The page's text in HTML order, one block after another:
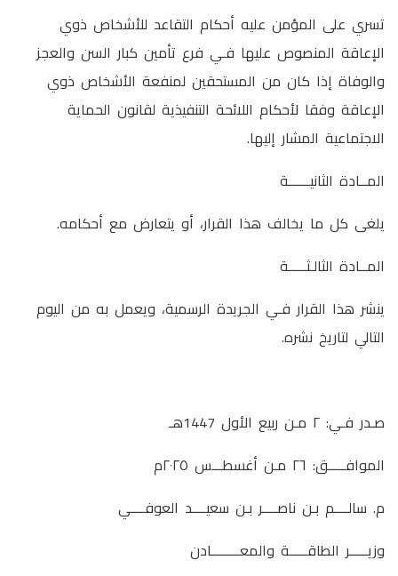
تسري على المؤمن عليه أحكام التقاعد للأشخاص ذوي
الإعاقة المنصوص عليها فـي فرع تأمين كبار السن والعجز
والوفاة إذا كان من المستحقين لمنفعة الأشخاص ذوي
الإعاقة وفقا لأحكام اللائحة التنفيذية لقانون الحماية
الاجتماعية المشار إليها.
المــادة الثانيــــــة
يلغى كل ما يخالف هذا القرار، أو يتعارض مع أحكامه.
المــادة الثالـثـــــة
ينشر هذا القرار فـي الجريدة الرسمية، ويعمل به من اليوم
التالي لتاريخ نشره.
صـدر فـي: ٢ مـن ربيع الأول 1447هـ
الموافـــــق: ٢٦ مـن أغسطـــس ٢٠٢٥م
م. سالــــم بـن ناصــــر بـن سعيــــد العوفــــي
وزيـــــر الطاقـــــة والمعــــــــادن